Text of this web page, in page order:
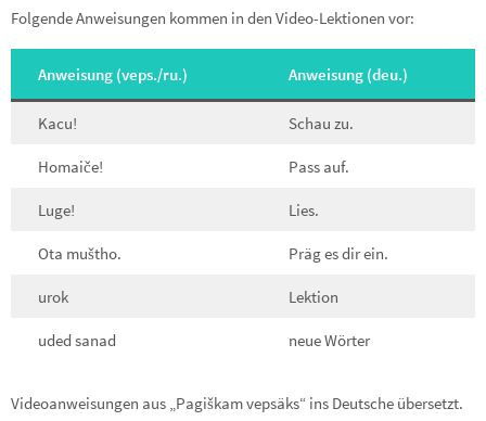
Folgende Anweisungen kommen in den Video-Lektionen vor:
Anweisung (veps./ru.) Anweisung (deu.)
Kacu! Schau zu.
Homaiče! Pass auf.
Luge! Lies.
Ota muštho. Präg es dir ein.
urok Lektion
uded sanad neue Wörter
Videoanweisungen aus „Pagiškam vepsäks“ ins Deutsche übersetzt.